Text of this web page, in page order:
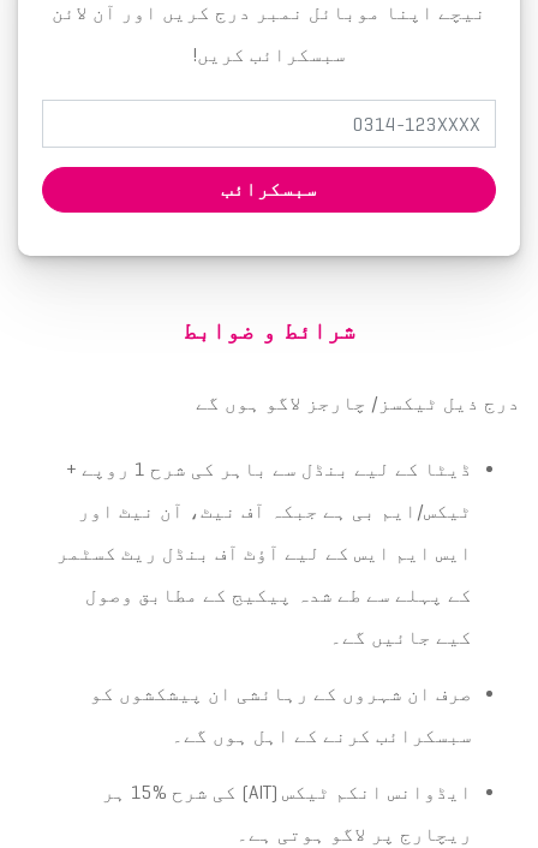
نیچے اپنا موبائل نمبر درج کریں اور آن لائن
سبسکرائب کریں!
سبسکرائب
شرائط و ضوابط
درج ذیل ٹیکسز/ چارجز لاگو ہوں گے
ڈیٹا کے لیے بنڈل سے باہر کی شرح 1 روپے +
ٹیکس/ایم بی ہے جبکہ آف نیٹ، آن نیٹ اور
ایس ایم ایس کے لیے آؤٹ آف بنڈل ریٹ کسٹمر
کے پہلے سے طے شدہ پیکیج کے مطابق وصول
کیے جائیں گے۔
صرف ان شہروں کے رہائشی ان پیشکشوں کو
سبسکرائب کرنے کے اہل ہوں گے۔
ایڈوانس انکم ٹیکس (AIT) کی شرح %15 ہر
ریچارج پر لاگو ہوتی ہے۔